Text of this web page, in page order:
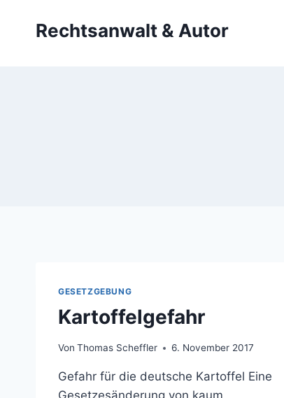
Rechtsanwalt & Autor
GESETZGEBUNG
Kartoffelgefahr
Von Thomas Scheffler 6. November 2017
Gefahr für die deutsche Kartoffel Eine